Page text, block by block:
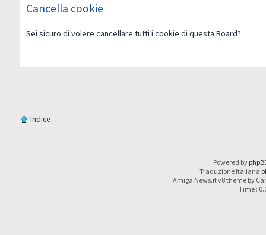
Cancella cookie
Sei sicuro di volere cancellare tutti i cookie di questa Board?
Indice
Powered by
Traduzione Italiana
Amiga News.it v8 theme by
Time :